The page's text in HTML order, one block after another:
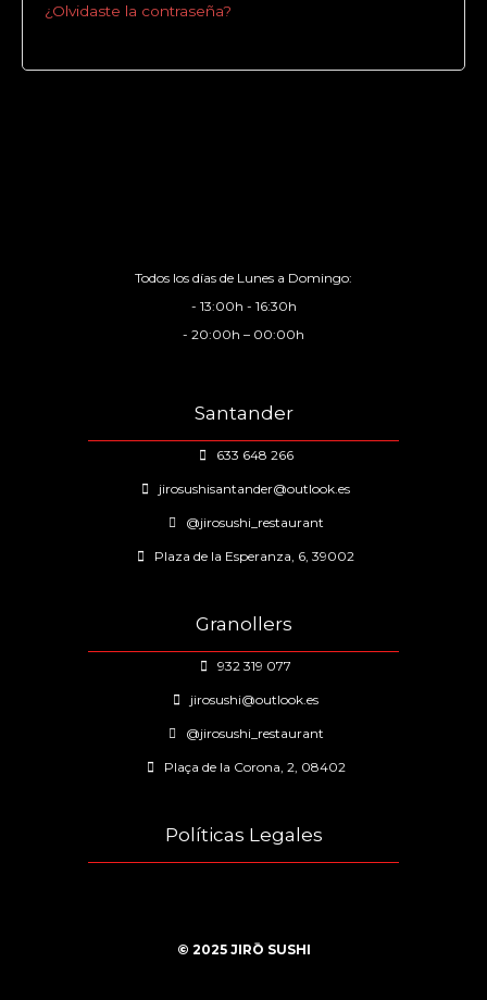
¿Olvidaste la contraseña?
Todos los días de Lunes a Domingo:
- 13:00h - 16:30h
- 20:00h – 00:00h
Santander
633 648 266
jirosushisantander@outlook.es
@jirosushi_restaurant
Plaza de la Esperanza, 6, 39002
Granollers
932 319 077
jirosushi@outlook.es
@jirosushi_restaurant
Plaça de la Corona, 2, 08402
Políticas Legales
© 2025 JIRŌ SUSHI